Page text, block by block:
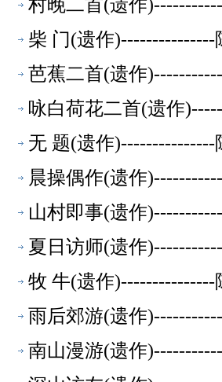
村晚二首(遗作
柴 门(遗作)---------------
芭蕉二首(遗作
咏白荷花二首(遗作
无 题(遗作)---------------
晨操偶作(遗作
山村即事(遗作
夏日访师(遗作
牧 牛(遗作)---------------
雨后郊游(遗作
南山漫游(遗作